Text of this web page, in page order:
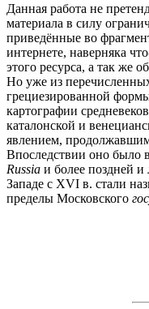
Данная работа не
материала в силу
приведённые во
интернете, наверняка
этого ресурса, а так же
Но уже из
грециезированной
картографии
каталонской и
явлением,
Впоследствии оно было
Russia и более поздней и
Западе с XVI в. стали
пределы Московского